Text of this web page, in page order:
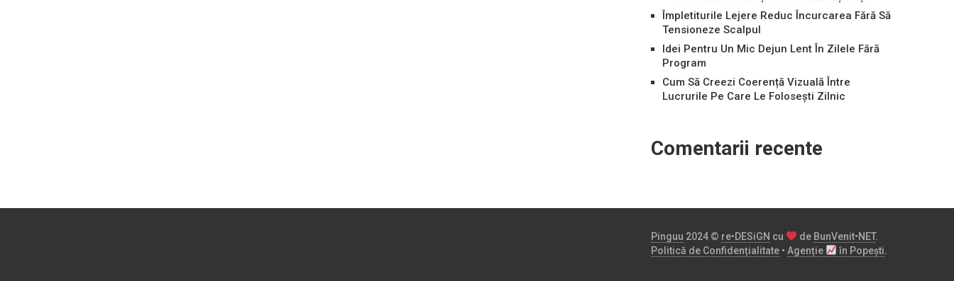
Împletiturile Lejere Reduc Încurcarea Fără Să
Tensioneze Scalpul
Idei Pentru Un Mic Dejun Lent În Zilele Fără
Program
Cum Să Creezi Coerență Vizuală Între
Lucrurile Pe Care Le Folosești Zilnic
Comentarii recente
Pinguu 2024 © re•DESiGN cu de BunVenit•NET.
Politică de Confidențialitate • Agenție în Popești.